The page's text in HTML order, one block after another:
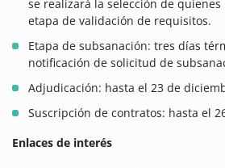
se realizará la selección de
etapa de validación de requisitos.
Etapa de subsanación: tres días
notificación de solicitud de
Adjudicación: hasta el 23 de
Suscripción de contratos: hasta el
Enlaces de interés